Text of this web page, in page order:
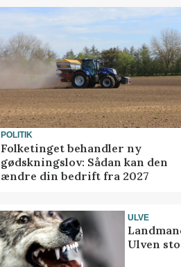
POLITIK
Folketinget behandler ny
gødskningslov: Sådan kan den
ændre din bedrift fra 2027
ULVE
Ulven